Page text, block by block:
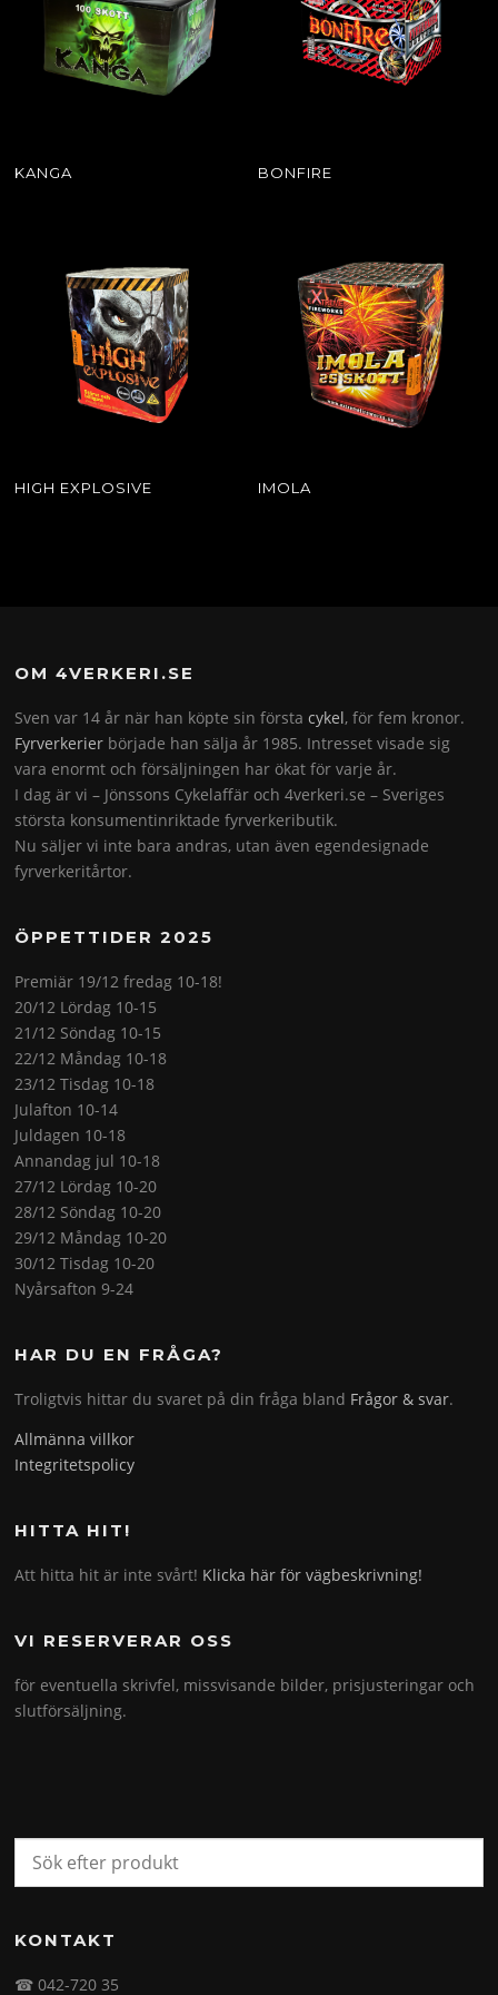
KANGA BONFIRE
HIGH EXPLOSIVE IMOLA
OM 4VERKERI.SE
Sven var 14 år när han köpte sin förstacykel, för fem kronor.
Fyrverkerier började han sälja år 1985. Intresset visade sig
vara enormt och försäljningen har ökat för varje år.
I dag är vi – Jönssons Cykelaffär och 4verkeri.se – Sveriges
största konsumentinriktade fyrverkeributik.
Nu säljer vi inte bara andras, utan även egendesignade
fyrverkeritårtor.
ÖPPETTIDER 2025
Premiär 19/12 fredag 10-18!
20/12 Lördag 10-15
21/12 Söndag 10-15
22/12 Måndag 10-18
23/12 Tisdag 10-18
Julafton 10-14
Juldagen 10-18
Annandag jul 10-18
27/12 Lördag 10-20
28/12 Söndag 10-20
29/12 Måndag 10-20
30/12 Tisdag 10-20
Nyårsafton 9-24
HAR DU EN FRÅGA?
Troligtvis hittar du svaret på din fråga bland Frågor & svar.
Allmänna villkor
Integritetspolicy
HITTA HIT!
Att hitta hit är inte svårt! Klicka här för vägbeskrivning!
VI RESERVERAR OSS
för eventuella skrivfel, missvisande bilder, prisjusteringar och
slutförsäljning.
KONTAKT
☎ 042-720 35